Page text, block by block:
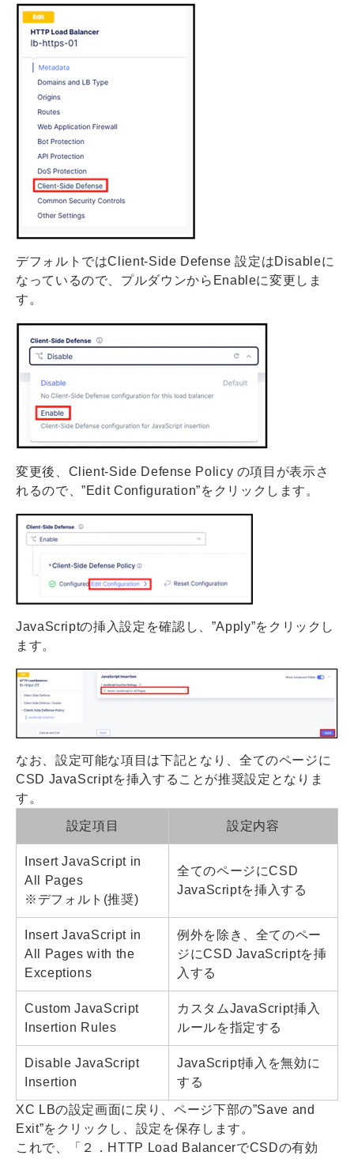
デフォルトではClient-Side Defense 設定はDisableに
なっているので、プルダウンからEnableに変更しま
す。
変更後、Client-Side Defense Policy の項目が表示さ
れるので、”Edit Configuration”をクリックします。
JavaScriptの挿入設定を確認し、”Apply”をクリックし
ます。
なお、設定可能な項目は下記となり、全てのページに
CSD JavaScriptを挿入することが推奨設定となりま
す。
設定項目 設定内容
Insert JavaScript in
All Pages
※デフォルト(推奨)
全てのページにCSD
JavaScriptを挿入する
Insert JavaScript in
All Pages with the
Exceptions
例外を除き、全てのペー
ジにCSD JavaScriptを挿
入する
Custom JavaScript
Insertion Rules
カスタムJavaScript挿入
ルールを指定する
Disable JavaScript
Insertion
JavaScript挿入を無効に
する
XC LBの設定画面に戻り、ページ下部の”Save and
Exit”をクリックし、設定を保存します。
これで、「２．HTTP Load BalancerでCSDの有効